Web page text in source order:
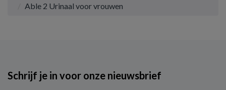
Able 2 Urinaal voor vrouwen
Schrijf je in voor onze nieuwsbrief